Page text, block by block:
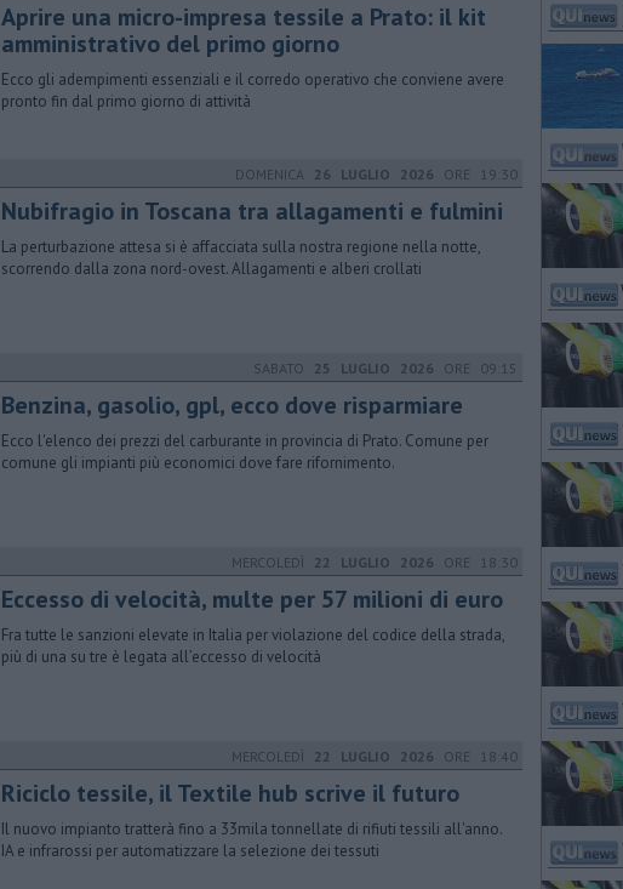
Aprire una micro-impresa tessile a Prato: il kit
amministrativo del primo giorno
Ecco gli adempimenti essenziali e il corredo operativo che conviene avere
pronto fin dal primo giorno di attività
DOMENICA 26 LUGLIO 2026 ORE 19:30
Nubifragio in Toscana tra allagamenti e fulmini
La perturbazione attesa si è affacciata sulla nostra regione nella notte,
scorrendo dalla zona nord-ovest. Allagamenti e alberi crollati
SABATO 25 LUGLIO 2026 ORE 09:15
​Benzina, gasolio, gpl, ecco dove risparmiare
Ecco l'elenco dei prezzi del carburante in provincia di Prato. Comune per
comune gli impianti più economici dove fare rifornimento.
MERCOLEDÌ 22 LUGLIO 2026 ORE 18:30
Eccesso di velocità, multe per 57 milioni di euro
Fra tutte le sanzioni elevate in Italia per violazione del codice della strada,
più di una su tre è legata all’eccesso di velocità
MERCOLEDÌ 22 LUGLIO 2026 ORE 18:40
Riciclo tessile, il Textile hub scrive il futuro
Il nuovo impianto tratterà fino a 33mila tonnellate di rifiuti tessili all'anno.
IA e infrarossi per automatizzare la selezione dei tessuti